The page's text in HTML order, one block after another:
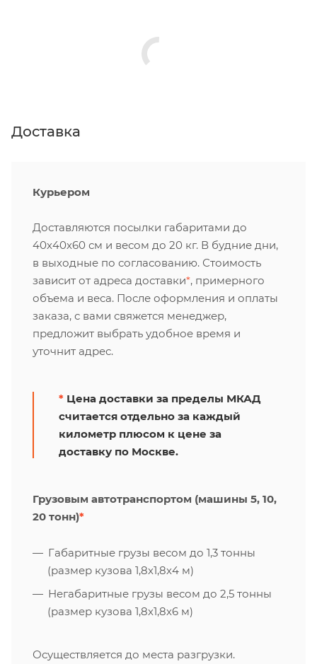
Доставка
Курьером
Доставляются посылки габаритами до
40х40х60 см и весом до 20 кг. В будние дни,
в выходные по согласованию. Стоимость
зависит от адреса доставки*, примерного
объема и веса. После оформления и оплаты
заказа, с вами свяжется менеджер,
предложит выбрать удобное время и
уточнит адрес.
* Цена доставки за пределы МКАД
считается отдельно за каждый
километр плюсом к цене за
доставку по Москве.
Грузовым автотранспортом (машины 5, 10,
20 тонн)*
Габаритные грузы весом до 1,3 тонны
(размер кузова 1,8х1,8х4 м)
Негабаритные грузы весом до 2,5 тонны
(размер кузова 1,8х1,8х6 м)
Осуществляется до места разгрузки.